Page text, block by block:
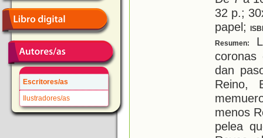
Escritores/as
Ilustradores/as
32 p.;
papel;
Resumen:
coronas
dan
Reino,
menos
pelea